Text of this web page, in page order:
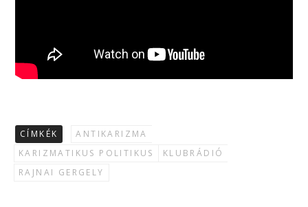
CÍMKÉK
ANTIKARIZMA
KARIZMATIKUS POLITIKUS
KLUBRÁDIÓ
RAJNAI GERGELY